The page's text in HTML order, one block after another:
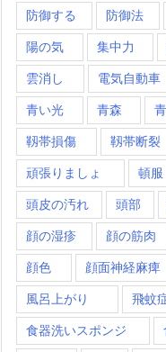
防御する 防御法
陽の気 集中力
雲消し 電気自動車
青い光 青森
靱帯損傷 靱帯断裂
頑張りましょ 頓服
頭皮の汚れ 頭部
顔の湿疹 顔の筋肉
顔色 顔面神経麻痺
風呂上がり 飛蚊
食器洗いスポンジ